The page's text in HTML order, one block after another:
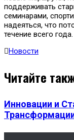
поддерживать
семинарами,
надеяться, что
течение всего года.
Новости
Читайте
Инновации и